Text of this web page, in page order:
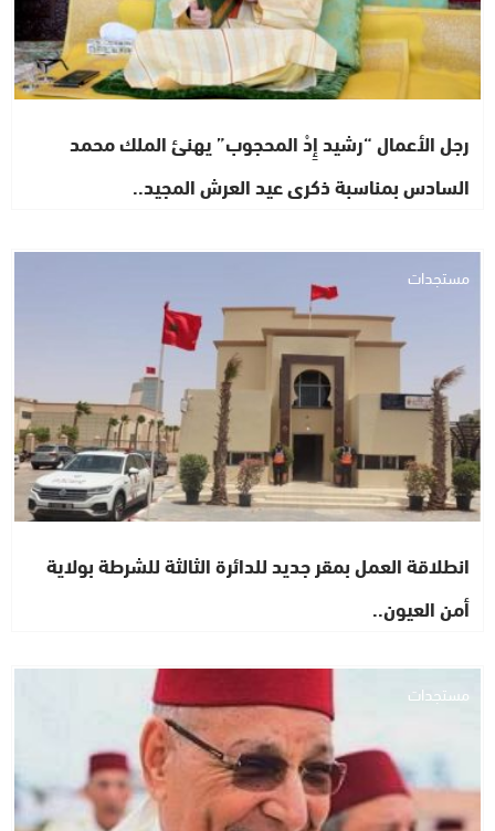
رجل الأعمال “رشيد إِدْ المحجوب” يهنئ الملك محمد
السادس بمناسبة ذكرى عيد العرش المجيد..
مستجدات
انطلاقة العمل بمقر جديد للدائرة الثالثة للشرطة بولاية
أمن العيون..
مستجدات